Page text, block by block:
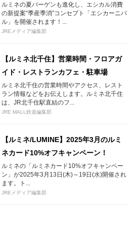
ルミネの夏バーゲンも進化し、エシカル消費
の新提案“季産季消”コンセプト「エシカーニバ
ル」を開催されます！...
JREメディア編集部
【ルミネ北千住】営業時間・フロアガ
イド・レストランカフェ・駐車場
ルミネ北千住の営業時間やアクセス、レスト
ラン情報などをお伝えします。ルミネ北千住
は、JR北千住駅直結のフ...
JRE MALL鉄道編集部
【ルミネ/LUMINE】2025年3月のルミ
ネカード10%オフキャンペーン！
ルミネの「ルミネカード10%オフキャンペー
ン」が2025年3月13日(木)～19日(水)開催され
ます。ト...
JREメディア編集部